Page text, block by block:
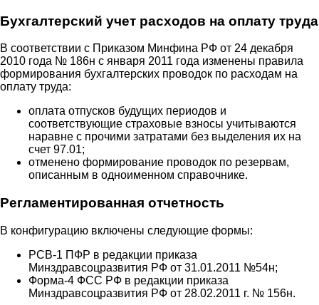
Бухгалтерский учет расходов на оплату труда
В соответствии с Приказом Минфина РФ от 24 декабря
2010 года № 186н с января 2011 года изменены правила
формирования бухгалтерских проводок по расходам на
оплату труда:
оплата отпусков будущих периодов и
соответствующие страховые взносы учитываются
наравне с прочими затратами без выделения их на
счет 97.01;
отменено формирование проводок по резервам,
описанным в одноименном справочнике.
Регламентированная отчетность
В конфигурацию включены следующие формы:
РСВ-1 ПФР в редакции приказа
Минздравсоцразвития РФ от 31.01.2011 №54н;
Форма-4 ФСС РФ в редакции приказа
Минздравсоцразвития РФ от 28.02.2011 г. № 156н.